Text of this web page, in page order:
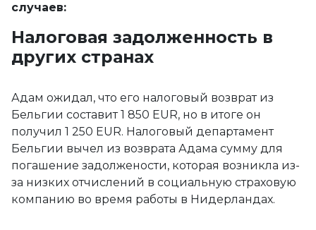
случаев:
Налоговая задолженность в
других странах
Адам ожидал, что его налоговый возврат из
Бельгии составит 1 850 EUR, но в итоге он
получил 1 250 EUR. Налоговый департамент
Бельгии вычел из возврата Адама сумму для
погашение задолжености, которая возникла из-
за низких отчислений в социальную страховую
компанию во время работы в Нидерландах.